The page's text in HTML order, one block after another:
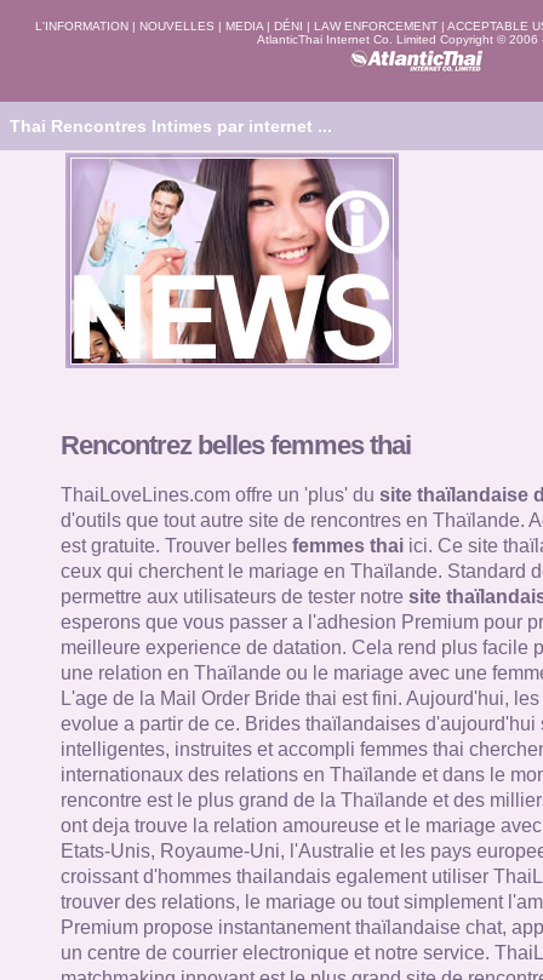
L'INFORMATION | NOUVELLES | MEDIA | DÉNI | LAW ENFORCEMENT | ACCEPTABLE
AtlanticThai Internet Co. Limited Copyright © 2006
Thai Rencontres Intimes par internet ...
Rencontrez belles femmes thai
ThaiLoveLines.com offre un 'plus' du site thaïlandaise
d'outils que tout autre site de rencontres en Thaïlande.
est gratuite. Trouver bellesfemmes thaiici. Ce site
ceux qui cherchent le mariage en Thaïlande. Standard
permettre aux utilisateurs de tester notre site
esperons que vous passer a l'adhesion Premium pour
meilleure experience de datation. Cela rend plus facile
une relation en Thaïlande ou le mariage avec une
L'age de la Mail Order Bride thai est fini. Aujourd'hui,
evolue a partir de ce. Brides thaïlandaises d'aujourd'hui
intelligentes, instruites et accompli femmes thai
internationaux des relations en Thaïlande et dans le
rencontre est le plus grand de la Thaïlande et des
ont deja trouve la relation amoureuse et le mariage
Etats-Unis, Royaume-Uni, l'Australie et les pays
croissant d'hommes thailandais egalement utiliser
trouver des relations, le mariage ou tout simplement
Premium propose instantanement thaïlandaise chat,
un centre de courrier electronique et notre service.